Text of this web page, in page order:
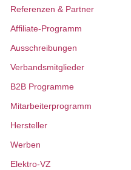
Referenzen & Partner
Affiliate-Programm
Ausschreibungen
Verbandsmitglieder
B2B Programme
Mitarbeiterprogramm
Hersteller
Werben
Elektro-VZ